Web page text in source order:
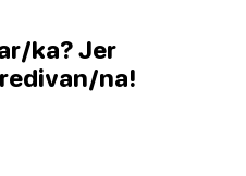
ka? Jer
na!